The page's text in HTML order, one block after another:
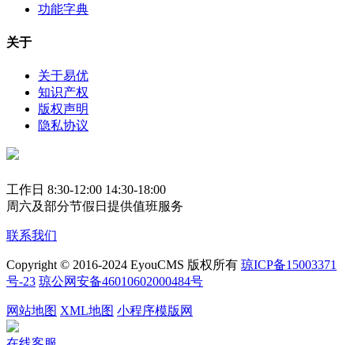
功能字典
关于
关于易优
知识产权
版权声明
隐私协议
工作日 8:30-12:00 14:30-18:00
周六及部分节假日提供值班服务
联系我们
Copyright © 2016-2024 EyouCMS 版权所有 琼ICP备15003371
号-23 琼公网安备46010602000484号
网站地图 XML地图 小程序模版网